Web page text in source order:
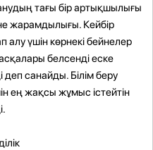
тағы бір артықшылығы
жарамдылығы. Кейбір
алу үшін көрнекі бейнелер
белсенді еске
деп санайды. Білім беру
ең жақсы жұмыс істейтін